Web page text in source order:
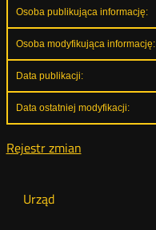
Urząd
Osoba publikująca informację:
Osoba modyfikująca informację:
Data publikacji:
Data ostatniej modyfikacji:
Rejestr zmian